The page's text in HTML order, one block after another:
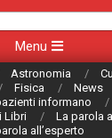
Menu
Astronomia
Fisica News
informano
Libri La parola
all’esperto